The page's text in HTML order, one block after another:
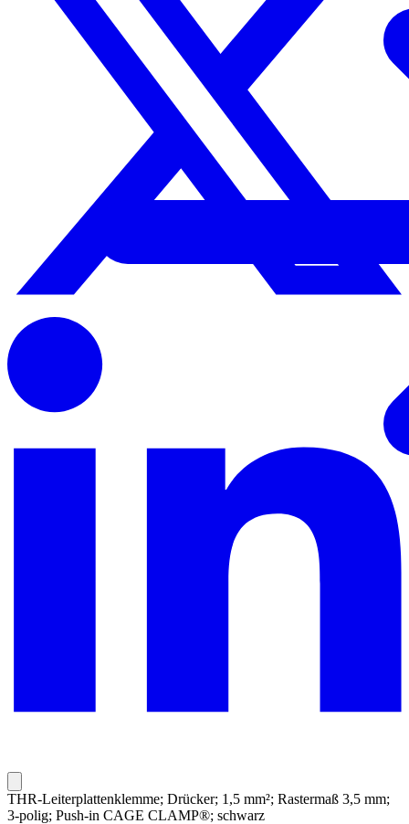
THR-Leiterplattenklemme; Drücker; 1,5 mm²; Rastermaß 3,5 mm;
3-polig; Push-in CAGE CLAMP®; schwarz